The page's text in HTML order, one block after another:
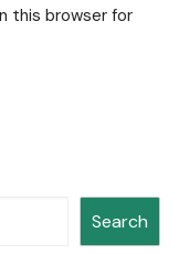
this browser for
Search